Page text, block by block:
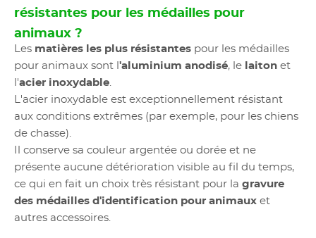
résistantes pour les médailles pour
animaux ?
Les matières les plus résistantes pour les médailles
pour animaux sont l 'aluminium anodisé, le laiton et
l'acier inoxydable.
L'acier inoxydable est exceptionnellement résistant
aux conditions extrêmes (par exemple, pour les chiens
de chasse).
Il conserve sa couleur argentée ou dorée et ne
présente aucune détérioration visible au fil du temps,
ce qui en fait un choix très résistant pour la gravure
des médailles d'identification pour animaux et
autres accessoires.